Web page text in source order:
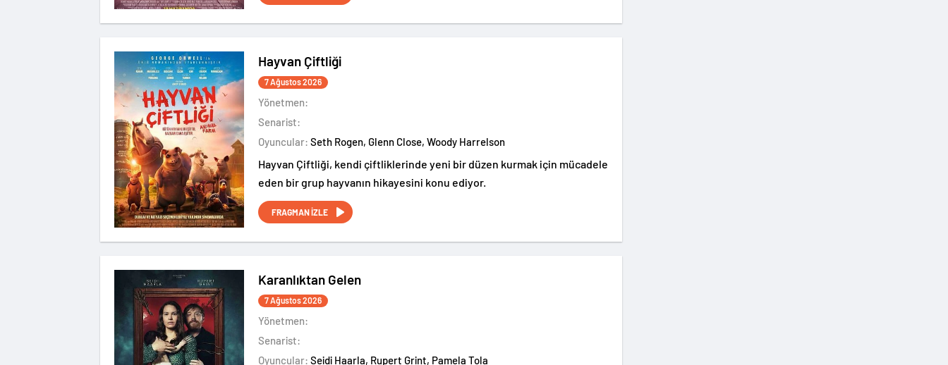
Hayvan Çiftliği
7 Ağustos 2026
Yönetmen:
Senarist:
Oyuncular:
Seth Rogen, Glenn Close, Woody Harrelson
Hayvan Çiftliği, kendi çiftliklerinde yeni bir düzen kurmak için mücadele
eden bir grup hayvanın hikayesini konu ediyor.
FRAGMAN İZLE
Karanlıktan Gelen
7 Ağustos 2026
Yönetmen:
Senarist:
Oyuncular:
Seidi Haarla, Rupert Grint, Pamela Tola